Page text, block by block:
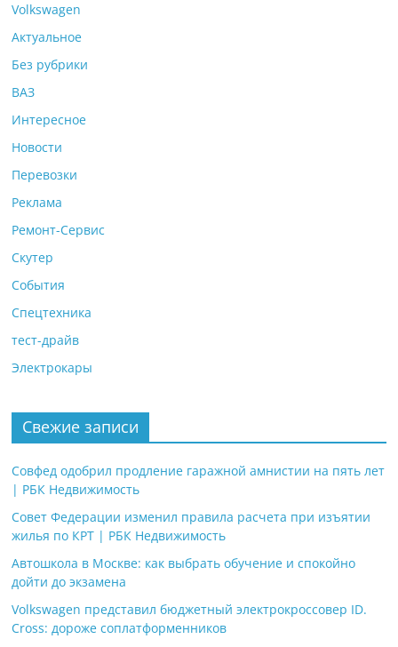
Volkswagen
Актуальное
Без рубрики
ВАЗ
Интересное
Новости
Перевозки
Реклама
Ремонт-Сервис
Скутер
События
Спецтехника
тест-драйв
Электрокары
Свежие записи
Совфед одобрил продление гаражной амнистии на пять лет
| РБК Недвижимость
Совет Федерации изменил правила расчета при изъятии
жилья по КРТ | РБК Недвижимость
Автошкола в Москве: как выбрать обучение и спокойно
дойти до экзамена
Volkswagen представил бюджетный электрокроссовер ID.
Cross: дороже соплатформенников